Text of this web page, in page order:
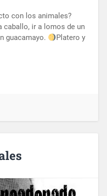
con los animales?
caballo, ir a lomos de un
guacamayo.
Platero y